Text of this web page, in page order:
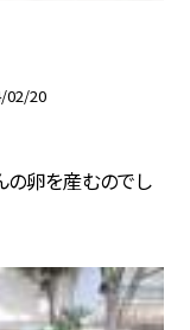
02/20
の卵を産むのでし